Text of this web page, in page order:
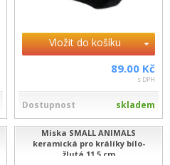
Vložit do košíku
89.00 Kč
s DPH
Dostupnost skladem
Miska SMALL ANIMALS
keramická pro králíky bílo-
žlutá 11,5 cm